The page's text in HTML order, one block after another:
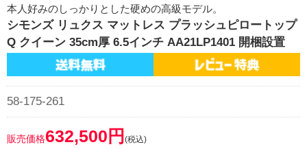
本人好みのしっかりとした硬めの高級モデル。
シモンズ リュクス マットレス プラッシュピロートップ
Q クイーン 35cm厚 6.5インチ AA21LP1401 開梱設置
58-175-261
販売価格632,500円 (税込)